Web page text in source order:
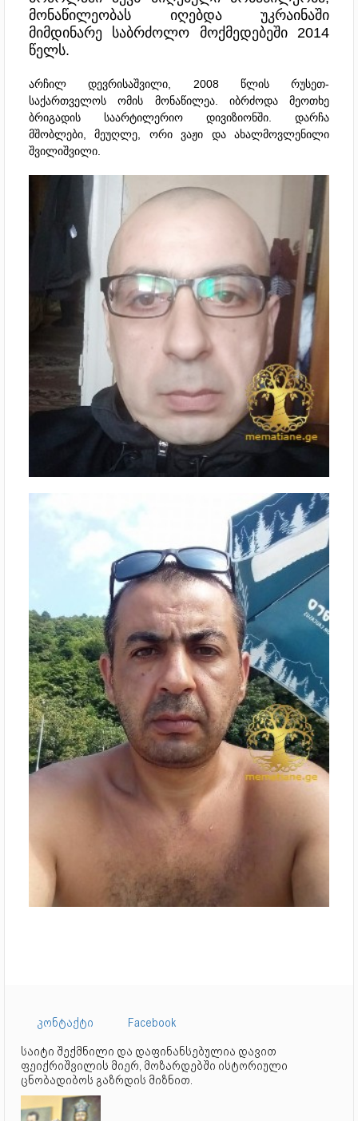
მონაწილეობას იღებდა უკრაინაში
მიმდინარე საბრძოლო მოქმედებეში 2014
წელს.
არჩილ დევრისაშვილი, 2008 წლის რუსეთ-
საქართველოს ომის მონაწილეა. იბრძოდა მეოთხე
ბრიგადის საარტილერიო დივიზიონში. დარჩა
მშობლები, მეუღლე, ორი ვაჟი და ახალმოვლენილი
შვილიშვილი.
კონტაქტი
Facebook
საიტი შექმნილი და დაფინანსებულია დავით
ფეიქრიშვილის მიერ, მოზარდებში ისტორიული
ცნობადიბოს გაზრდის მიზნით.